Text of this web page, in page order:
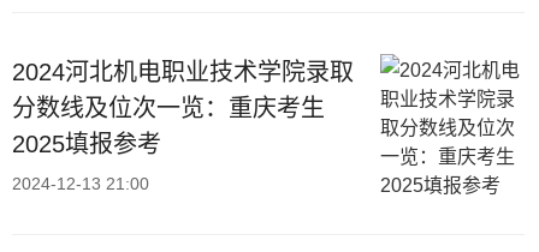
2024河北机电职业技术学院录取
分数线及位次一览：重庆考生
2025填报参考
2024-12-13 21:00